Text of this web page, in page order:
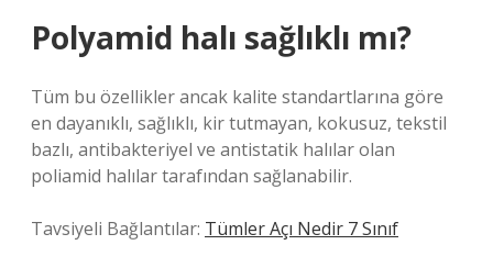
Polyamid halı sağlıklı mı?
Tüm bu özellikler ancak kalite standartlarına göre
en dayanıklı, sağlıklı, kir tutmayan, kokusuz, tekstil
bazlı, antibakteriyel ve antistatik halılar olan
poliamid halılar tarafından sağlanabilir.
Tavsiyeli Bağlantılar: Tümler Açı Nedir 7 Sınıf